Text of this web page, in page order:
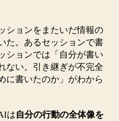
ションをまたいだ情報の
た。あるセッションで書
ションでは「自分が書い
ない。引き継ぎが不完全
に書いたのか」がわから
は自分の行動の全体像を